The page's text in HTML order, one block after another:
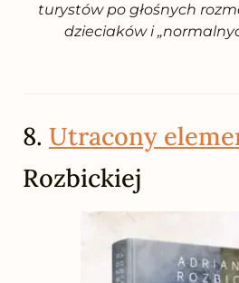
turystów po głośnych
dzieciaków i
.
8. Utracony
Rozbickiej